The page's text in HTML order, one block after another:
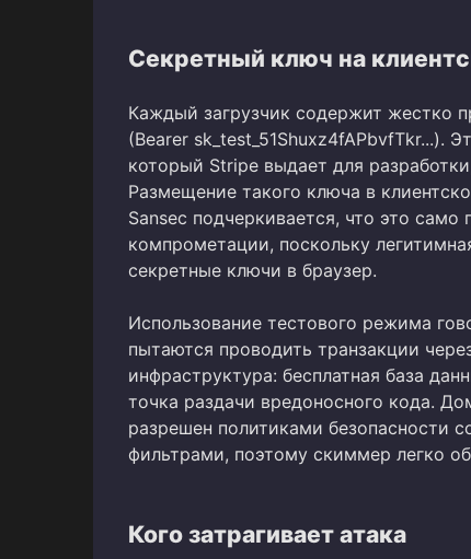
Секретный ключ на
Каждый загрузчик содержит жестко
(Bearer sk_test_51Shuxz4fAPbvfTkr...).
который Stripe выдает для
Размещение такого ключа в
Sansec подчеркивается, что это само
компрометации, поскольку
секретные ключи в браузер.
Использование тестового режима
пытаются проводить транзакции
инфраструктура: бесплатная база
точка раздачи вредоносного кода.
разрешен политиками безопасности
фильтрами, поэтому скиммер легко
Кого затрагивает атака